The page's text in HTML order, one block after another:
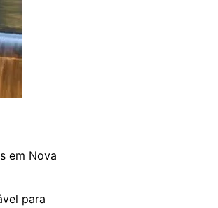
em Nova
para